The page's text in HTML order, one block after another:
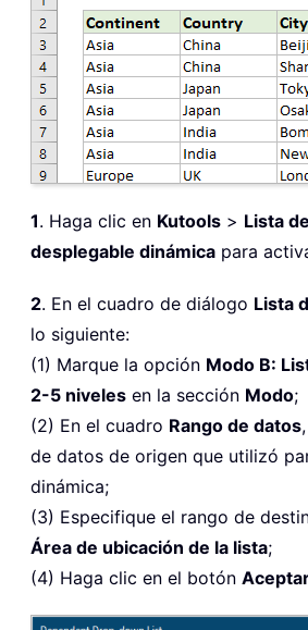
1. Haga clic en Kutools > Lista
desplegable dinámica para
2. En el cuadro de diálogo Lista
lo siguiente:
(1) Marque la opción Modo B:
2-5 niveles en la sección Modo;
(2) En el cuadro Rango de datos
de datos de origen que utilizó
dinámica;
(3) Especifique el rango de
Área de ubicación de la lista;
(4) Haga clic en el botón